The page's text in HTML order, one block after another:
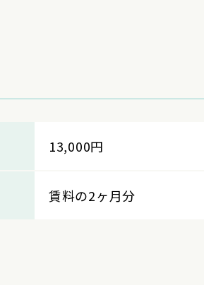
13,000円
賃料の2ヶ月分